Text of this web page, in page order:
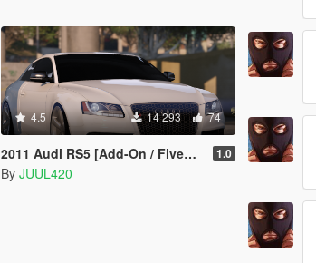
4.5 14 293 74
2011 Audi RS5 [Add-On / FiveM | Tuning | Z3D | Template] 1.0
By JUUL420